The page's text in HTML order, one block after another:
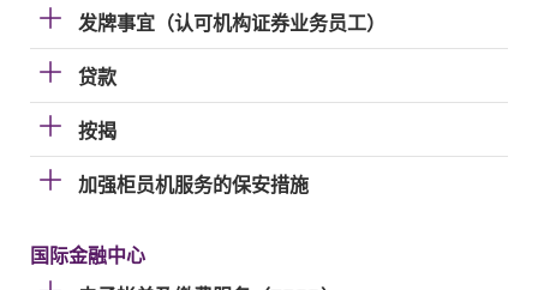
发牌事宜（认可机构证券业务员工）
贷款
按揭
加强柜员机服务的保安措施
国际金融中心